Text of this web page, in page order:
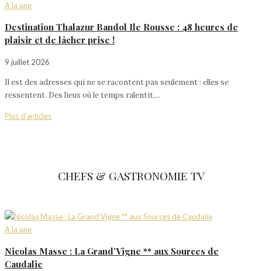
A la une
Destination Thalazur Bandol Ile Rousse : 48 heures de
plaisir et de lâcher prise !
9 juillet 2026
Il est des adresses qui ne se racontent pas seulement : elles se
ressentent. Des lieux où le temps ralentit,...
Plus d'articles
CHEFS & GASTRONOMIE TV
A la une
Nicolas Masse : La Grand’Vigne ** aux Sources de
Caudalie